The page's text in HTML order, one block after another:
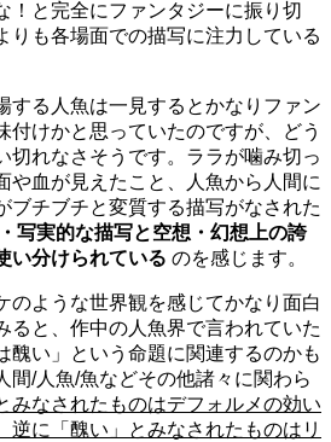
！と完全にファンタジーに振り切
りも各場面での描写に注力している
する人魚は一見するとかなりファン
付けかと思っていたのですが、どう
切れなさそうです。ララが噛み切っ
や血が見えたこと、人魚から人間に
ブチブチと変質する描写がなされた
写実的な描写と空想・幻想上の誇
い分けられている のを感じます。
のような世界観を感じてかなり面白
ると、作中の人魚界で言われていた
醜い」という命題に関連するのかも
間/人魚/魚などその他諸々に関わら
みなされたものはデフォルメの効い
逆に「醜い」とみなされたものはリ